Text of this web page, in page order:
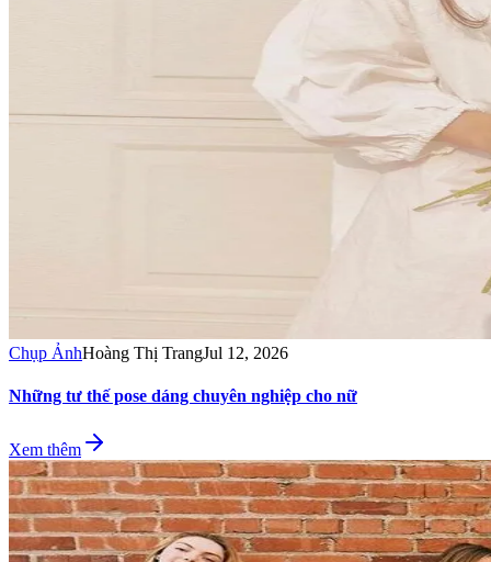
Chụp ẢnhHoàng Thị TrangJul 12, 2026
Những tư thế pose dáng chuyên nghiệp cho nữ
Xem thêm